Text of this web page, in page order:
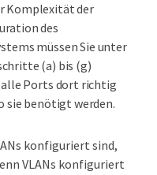
Komplexität der
des
müssen Sie unter
(a) bis (g)
Ports dort richtig
sie benötigt werden.
konfiguriert sind,
VLANs konfiguriert